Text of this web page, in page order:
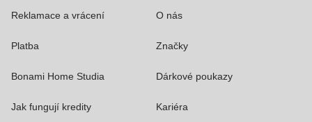
Reklamace a vrácení
Platba
Bonami Home Studia
Jak fungují kredity
O nás
Značky
Dárkové poukazy
Kariéra